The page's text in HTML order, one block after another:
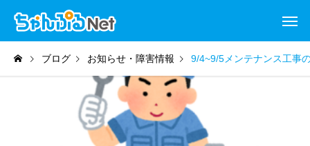
ブログ お知らせ・障害情報 9/4~9/5メンテナンス工事